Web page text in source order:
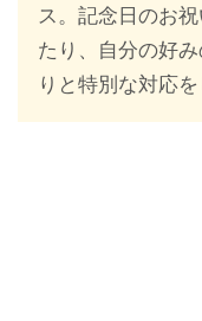
ス。記念日のお
たり、自分の好
りと特別な対応